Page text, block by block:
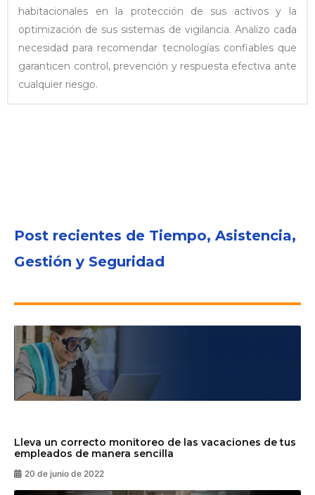
habitacionales en la protección de sus activos y la
optimización de sus sistemas de vigilancia. Analizo cada
necesidad para recomendar tecnologías confiables que
garanticen control, prevención y respuesta efectiva ante
cualquier riesgo.
Post recientes de Tiempo, Asistencia,
Gestión y Seguridad
Lleva un correcto monitoreo de las vacaciones de tus
empleados de manera sencilla
20 de junio de 2022